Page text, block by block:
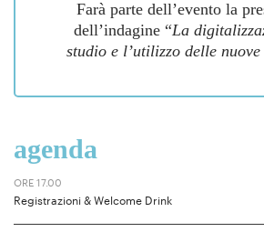
Farà parte dell’evento la
dell’indagine “La
studio e l’utilizzo delle
agenda
ORE 17.00
Registrazioni & Welcome Drink